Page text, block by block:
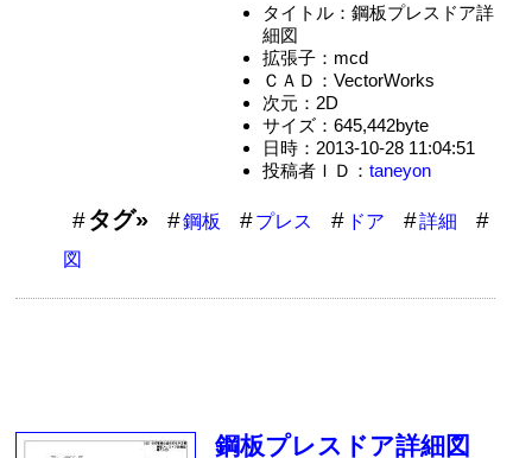
タイトル：鋼板プレスドア詳
細図
拡張子：mcd
ＣＡＤ：VectorWorks
次元：2D
サイズ：645,442byte
日時：2013-10-28 11:04:51
投稿者ＩＤ： taneyon
タグ» 鋼板 プレス ドア
詳細
図
鋼板プレスドア詳細図